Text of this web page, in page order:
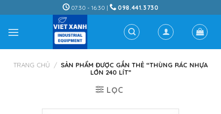
to
content
07:30 - 16:30 | 098.441.3730
TRANG CHỦ / SẢN PHẨM ĐƯỢC GẮN THẺ “THÙNG RÁC NHỰA
LỚN 240 LÍT”
LỌC